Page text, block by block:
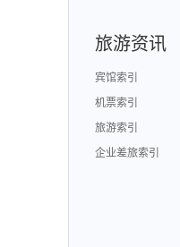
旅游资讯
宾馆索引
机票索引
旅游索引
企业差旅索引